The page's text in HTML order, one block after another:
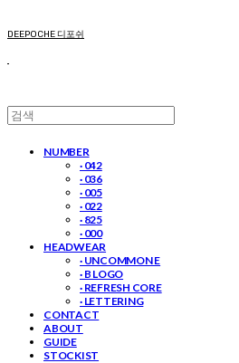
DEEPOCHE 디포쉬
NUMBER
· 042
· 036
· 005
· 022
· 825
· 000
HEADWEAR
· UNCOMMON E
· B LOGO
· REFRESH CORE
· LETTERING
CONTACT
ABOUT
GUIDE
STOCKIST